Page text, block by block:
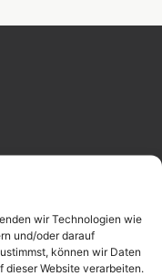
wir Technologien wie
und/oder darauf
können wir Daten
Website verarbeiten.